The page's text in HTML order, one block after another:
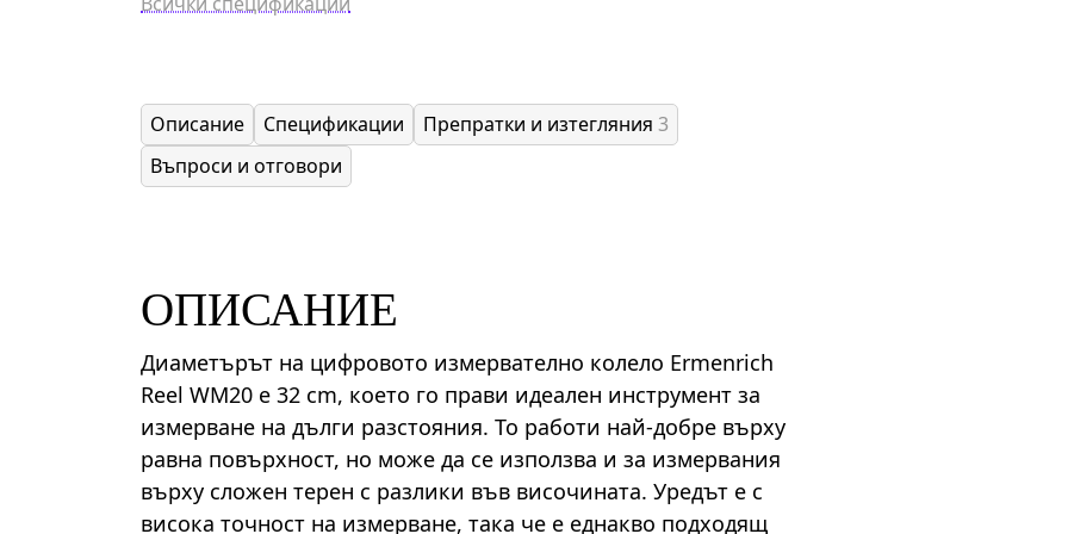
Описание Спецификации Препратки и изтегляния 3
Въпроси и отговори
ОПИСАНИЕ
Диаметърът на цифровото измервателно колело Ermenrich
Reel WM20 е 32 cm, което го прави идеален инструмент за
измерване на дълги разстояния. То работи най-добре върху
равна повърхност, но може да се използва и за измервания
върху сложен терен с разлики във височината. Уредът е с
висока точност на измерване, така че е еднакво подходящ